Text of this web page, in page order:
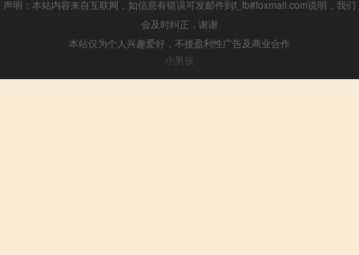
声明：本站内容来自互联网，如信息有错误可发邮件到f_fb#foxmail.com说明，我们
会及时纠正，谢谢
本站仅为个人兴趣爱好，不接盈利性广告及商业合作
小男孩